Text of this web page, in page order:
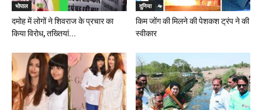
भोपाल
दमोह में लोगों ने शिवराज के प्रचार का
किया विरोध, तख्तियां...
दुनिया
किम जोंग की मिलने की पेशकश ट्रंप ने की
स्वीकार